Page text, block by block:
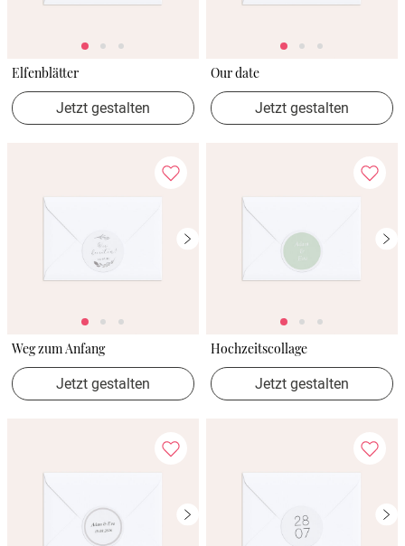
Elfenblätter
Jetzt gestalten
Our date
Jetzt gestalten
Weg zum Anfang
Jetzt gestalten
Hochzeitscollage
Jetzt gestalten